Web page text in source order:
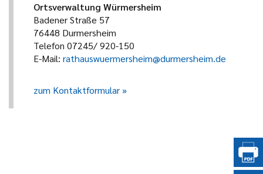
Ortsverwaltung Würmersheim
Badener Straße 57
76448 Durmersheim
Telefon 07245/ 920-150
E-Mail: rathauswuermersheim@durmersheim.de
zum Kontaktformular